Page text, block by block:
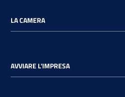
LA CAMERA
AVVIARE L'IMPRESA